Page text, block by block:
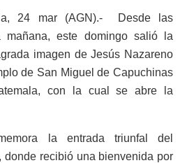
24 mar (AGN).- Desde las
mañana, este domingo salió la
imagen de Jesús Nazareno
de San Miguel de Capuchinas
con la cual se abre la
la entrada triunfal del
donde recibió una bienvenida por